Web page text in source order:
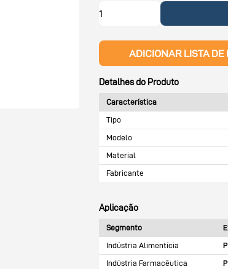
ADICIONAR LISTA DE
Detalhes do Produto
Característica
Tipo
Modelo
Material
Fabricante
Aplicação
Segmento
Indústria Alimentícia
Indústria Farmacêutica